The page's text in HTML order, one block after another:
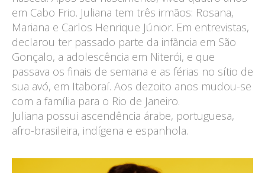
em Cabo Frio. Juliana tem três irmãos: Rosana,
Mariana e Carlos Henrique Júnior. Em entrevistas,
declarou ter passado parte da infância em São
Gonçalo, a adolescência em Niterói, e que
passava os finais de semana e as férias no sítio de
sua avó, em Itaboraí. Aos dezoito anos mudou-se
com a família para o Rio de Janeiro.
Juliana possui ascendência árabe, portuguesa,
afro-brasileira, indígena e espanhola.